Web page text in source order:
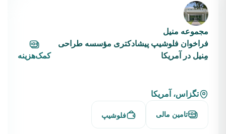
مجموعه منیل
فراخوان فلوشیپ پیشادکتری مؤسسه طراحی
مِنیل در آمریکا
کمک‌هزینه
تگزاس، آمریکا
تامین مالی فلوشیپ